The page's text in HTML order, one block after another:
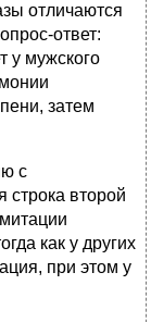
отличаются
ответ:
у мужского
затем
с
строка второй
как у других
при этом у